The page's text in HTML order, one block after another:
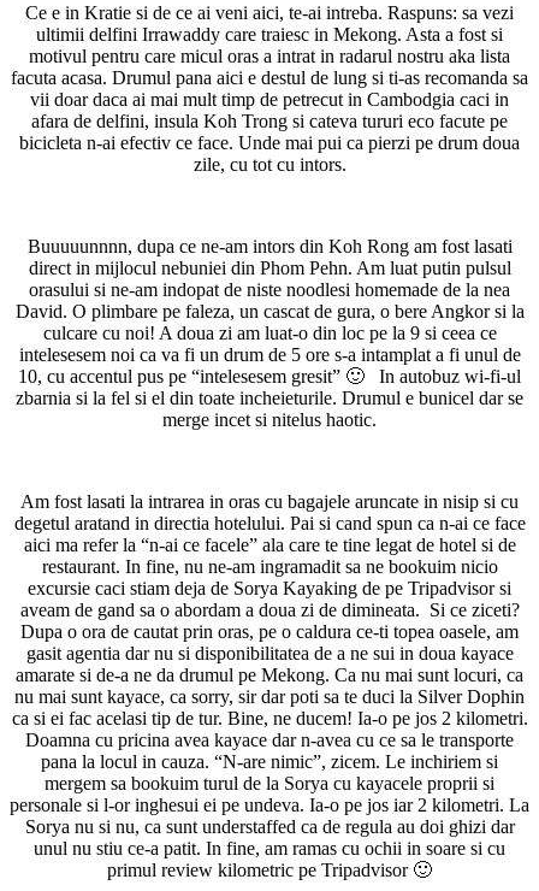
Ce e in Kratie si de ce ai veni aici, te-ai intreba. Raspuns: sa vezi
ultimii delfini Irrawaddy care traiesc in Mekong. Asta a fost si
motivul pentru care micul oras a intrat in radarul nostru aka lista
facuta acasa. Drumul pana aici e destul de lung si ti-as recomanda sa
vii doar daca ai mai mult timp de petrecut in Cambodgia caci in
afara de delfini, insula Koh Trong si cateva tururi eco facute pe
bicicleta n-ai efectiv ce face. Unde mai pui ca pierzi pe drum doua
zile, cu tot cu intors.
Buuuuunnnn, dupa ce ne-am intors din Koh Rong am fost lasati
direct in mijlocul nebuniei din Phom Pehn. Am luat putin pulsul
orasului si ne-am indopat de niste noodlesi homemade de la nea
David. O plimbare pe faleza, un cascat de gura, o bere Angkor si la
culcare cu noi! A doua zi am luat-o din loc pe la 9 si ceea ce
intelesesem noi ca va fi un drum de 5 ore s-a intamplat a fi unul de
10, cu accentul pus pe “intelesesem gresit” 🙂 In autobuz wi-fi-ul
zbarnia si la fel si el din toate incheieturile. Drumul e bunicel dar se
merge incet si nitelus haotic.
Am fost lasati la intrarea in oras cu bagajele aruncate in nisip si cu
degetul aratand in directia hotelului. Pai si cand spun ca n-ai ce face
aici ma refer la “n-ai ce facele” ala care te tine legat de hotel si de
restaurant. In fine, nu ne-am ingramadit sa ne bookuim nicio
excursie caci stiam deja de Sorya Kayaking de pe Tripadvisor si
aveam de gand sa o abordam a doua zi de dimineata. Si ce ziceti?
Dupa o ora de cautat prin oras, pe o caldura ce-ti topea oasele, am
gasit agentia dar nu si disponibilitatea de a ne sui in doua kayace
amarate si de-a ne da drumul pe Mekong. Ca nu mai sunt locuri, ca
nu mai sunt kayace, ca sorry, sir dar poti sa te duci la Silver Dophin
ca si ei fac acelasi tip de tur. Bine, ne ducem! Ia-o pe jos 2 kilometri.
Doamna cu pricina avea kayace dar n-avea cu ce sa le transporte
pana la locul in cauza. “N-are nimic”, zicem. Le inchiriem si
mergem sa bookuim turul de la Sorya cu kayacele proprii si
personale si l-or inghesui ei pe undeva. Ia-o pe jos iar 2 kilometri. La
Sorya nu si nu, ca sunt understaffed ca de regula au doi ghizi dar
unul nu stiu ce-a patit. In fine, am ramas cu ochii in soare si cu
primul review kilometric pe Tripadvisor 🙂